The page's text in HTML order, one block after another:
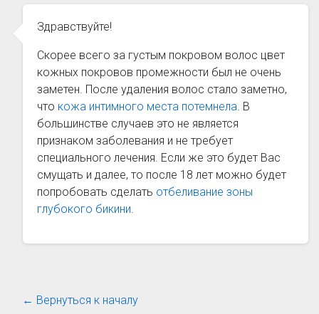
Здравствуйте!
Скорее всего за густым покровом волос цвет
кожных покровов промежности был не очень
заметен. После удаления волос стало заметно,
что кожа интимного места потемнела. В
большинстве случаев это не является
признаком заболевания и не требует
специального лечения. Если же это будет Вас
смущать и далее, то после 18 лет можно будет
попробовать сделать отбеливание зоны
глубокого бикини.
← Вернуться к началу